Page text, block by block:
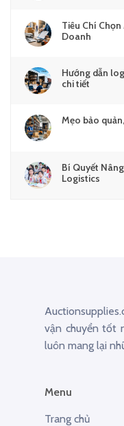
Tiêu Chí
Doanh
Hướng dẫn
chi tiết
Mẹo bảo
Bí Quyết
Logistics
vận chuyển tốt
luôn mang lại
Menu
Trang chủ